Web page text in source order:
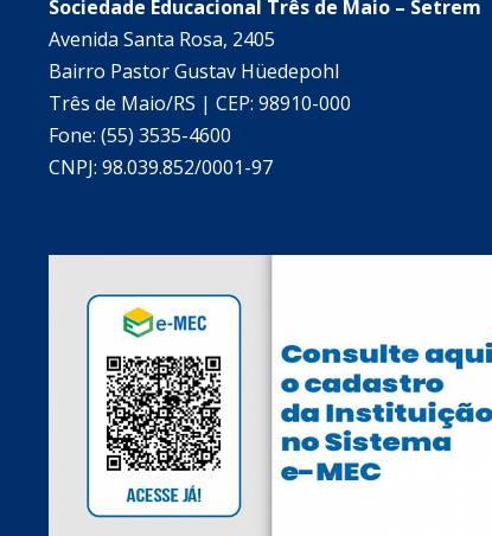
Sociedade Educacional Três de Maio – Setrem
Avenida Santa Rosa, 2405
Bairro Pastor Gustav Hüedepohl
Três de Maio/RS | CEP: 98910-000
Fone: (55) 3535-4600
CNPJ: 98.039.852/0001-97